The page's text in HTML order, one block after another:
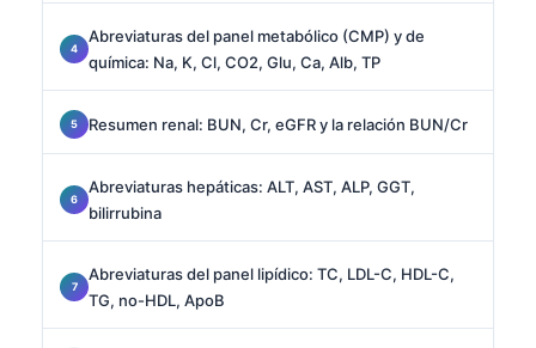
Abreviaturas del panel metabólico (CMP) y de
química: Na, K, Cl, CO2, Glu, Ca, Alb, TP
Resumen renal: BUN, Cr, eGFR y la relación BUN/Cr
Abreviaturas hepáticas: ALT, AST, ALP, GGT,
bilirrubina
Abreviaturas del panel lipídico: TC, LDL-C, HDL-C,
TG, no-HDL, ApoB